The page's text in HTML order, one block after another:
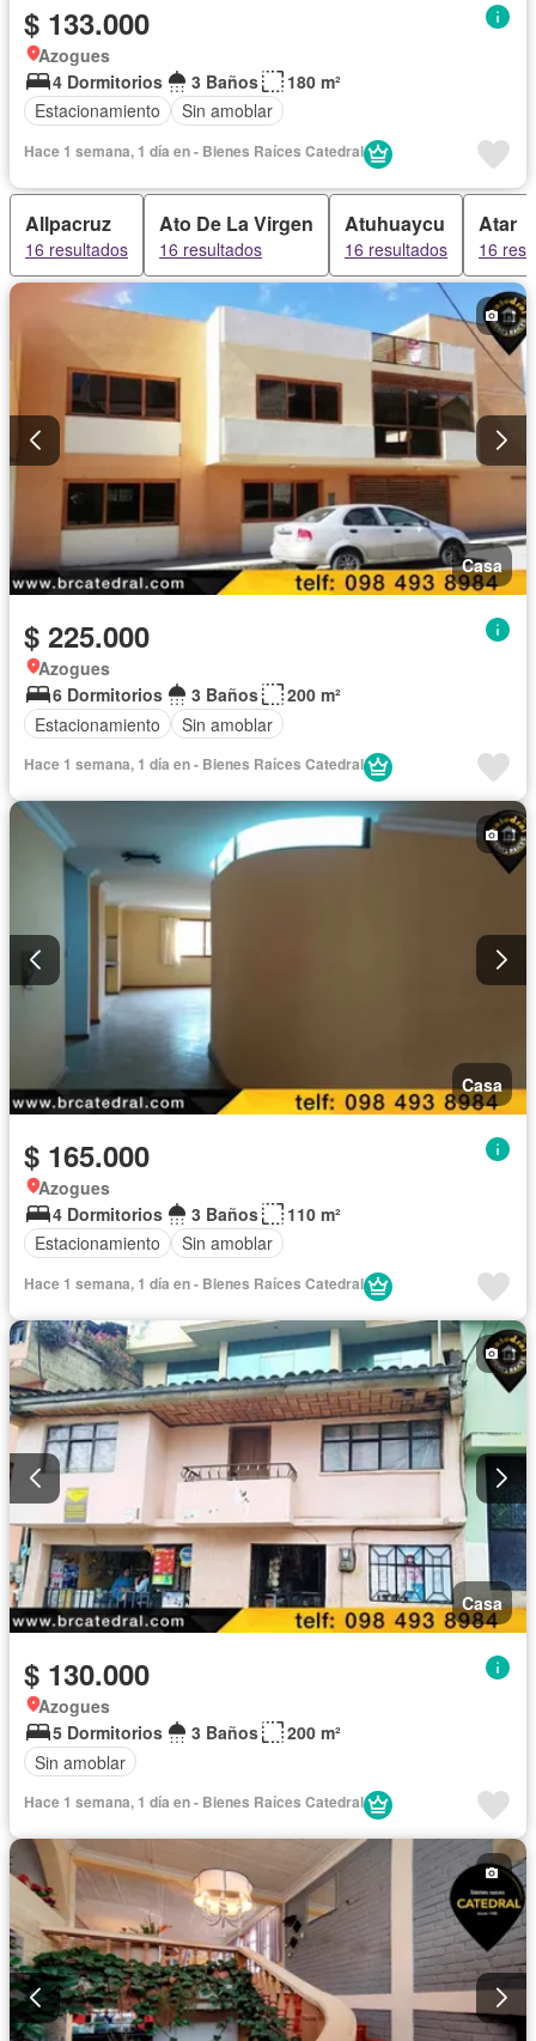
$ 133.000
Azogues
4 Dormitorios
3 Baños
180 m²
Estacionamiento
Sin amoblar
Hace 1 semana, 1 día en - Bienes Raíces Catedral
Allpacruz
16 resultados
Ato De La Virgen
16 resultados
Atuhuaycu
16 resultados
Atar
16
Casa
$ 225.000
Azogues
6 Dormitorios
3 Baños
200 m²
Estacionamiento
Sin amoblar
Hace 1 semana, 1 día en - Bienes Raíces Catedral
Casa
$ 165.000
Azogues
4 Dormitorios
3 Baños
110 m²
Estacionamiento
Sin amoblar
Hace 1 semana, 1 día en - Bienes Raíces Catedral
Casa
$ 130.000
Azogues
5 Dormitorios
3 Baños
200 m²
Sin amoblar
Hace 1 semana, 1 día en - Bienes Raíces Catedral